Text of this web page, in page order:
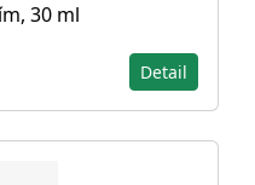
30 ml
Detail